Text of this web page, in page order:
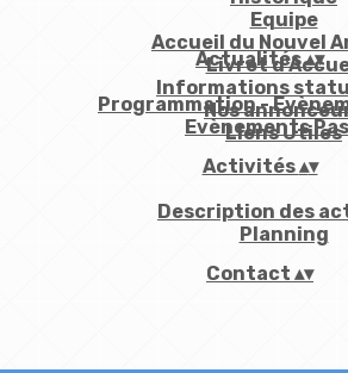
Equipe
Accueil du Nouvel
Livret
Informations
Nos
Liens Utiles
Actualités▴▾
Programmation -
Evènements
Activités▴▾
Description des
Planning
Contact ▴▾